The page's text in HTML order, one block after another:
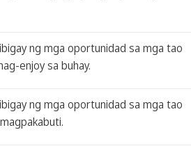
ng mga oportunidad sa mga tao
enjoy sa buhay.
ng mga oportunidad sa mga tao